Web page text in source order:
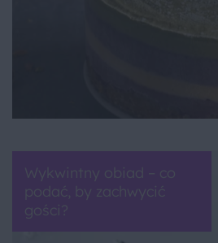
Wykwintny obiad – co
podać, by zachwycić
gości?